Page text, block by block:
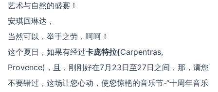
艺术与自然的盛宴！
安琪回琳达，
当然可以，举手之劳，呵呵！
这个夏日，如果有经过卡庞特拉(Carpentras,
Provence)，且，刚刚好在7月23日至27日之间，那，请您
不要错过，这场让您心动，使您惊艳的音乐节-“十周年音乐